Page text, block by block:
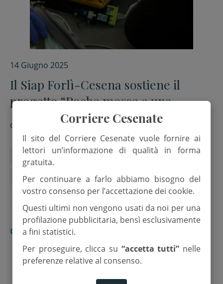
14 Giugno 2025
Il Siap Forlì-Cesena sostiene il
progetto “Poche mosse e una
di
crowdfunding Defibrillatore
Michele Fratellanza Siap
CESENA
Corriere Cesenate
Il sito del Corriere Cesenate vuole fornire ai
lettori un’informazione di qualità in forma
gratuita.
Per continuare a farlo abbiamo bisogno del
vostro consenso per l’accettazione dei cookie.
Questi ultimi non vengono usati da noi per una
profilazione pubblicitaria, bensì esclusivamente
a fini statistici.
Per proseguire, clicca su “accetta tutti” nelle
preferenze relative al consenso.